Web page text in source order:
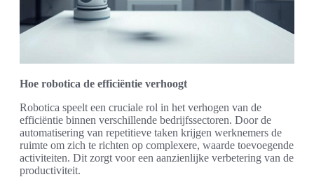
Hoe robotica de efficiëntie verhoogt
Robotica speelt een cruciale rol in het verhogen van de
efficiëntie binnen verschillende bedrijfssectoren. Door de
automatisering van repetitieve taken krijgen werknemers de
ruimte om zich te richten op complexere, waarde toevoegende
activiteiten. Dit zorgt voor een aanzienlijke verbetering van de
productiviteit.